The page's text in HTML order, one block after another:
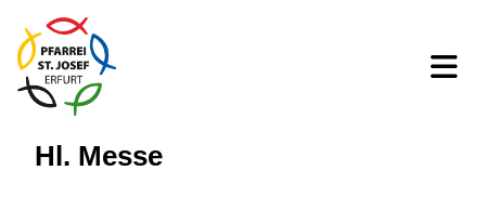
Hl. Messe